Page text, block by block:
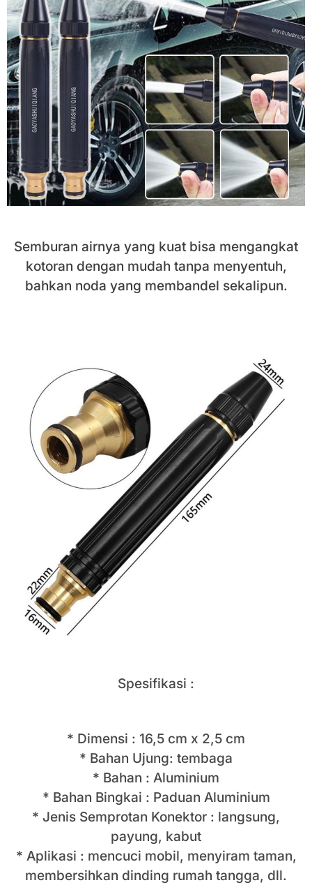
Semburan airnya yang kuat bisa mengangkat
kotoran dengan mudah tanpa menyentuh,
bahkan noda yang membandel sekalipun.
Spesifikasi :
* Dimensi : 16,5 cm x 2,5 cm
* Bahan Ujung: tembaga
* Bahan : Aluminium
* Bahan Bingkai : Paduan Aluminium
* Jenis Semprotan Konektor : langsung,
payung, kabut
* Aplikasi : mencuci mobil, menyiram taman,
membersihkan dinding rumah tangga, dll.